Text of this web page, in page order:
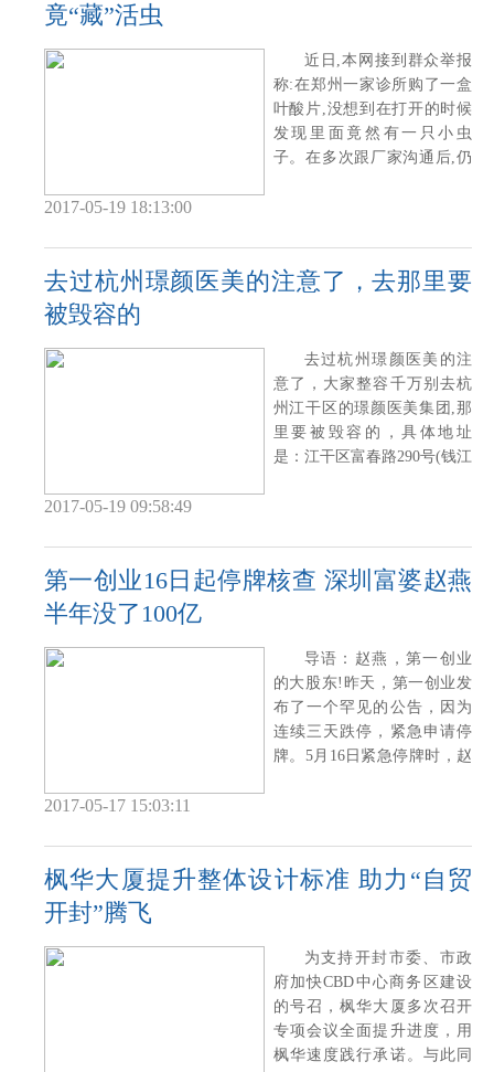
竟“藏”活虫
近日,本网接到群众举报
称:在郑州一家诊所购了一盒
叶酸片,没想到在打开的时候
发现里面竟然有一只小虫
子。在多次跟厂家沟通后,仍
2017-05-19 18:13:00
去过杭州璟颜医美的注意了，去那里要
被毁容的
去过杭州璟颜医美的注
意了，大家整容千万别去杭
州江干区的璟颜医美集团,那
里要被毁容的，具体地址
是：江干区富春路290号(钱江
2017-05-19 09:58:49
第一创业16日起停牌核查 深圳富婆赵燕
半年没了100亿
导语：赵燕，第一创业
的大股东!昨天，第一创业发
布了一个罕见的公告，因为
连续三天跌停，紧急申请停
牌。5月16日紧急停牌时，赵
2017-05-17 15:03:11
枫华大厦提升整体设计标准 助力“自贸
开封”腾飞
为支持开封市委、市政
府加快CBD中心商务区建设
的号召，枫华大厦多次召开
专项会议全面提升进度，用
枫华速度践行承诺。与此同